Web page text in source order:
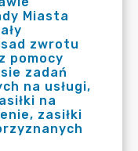
Miasta
zwrotu
pomocy
zadań
na usługi,
na
zasiłki